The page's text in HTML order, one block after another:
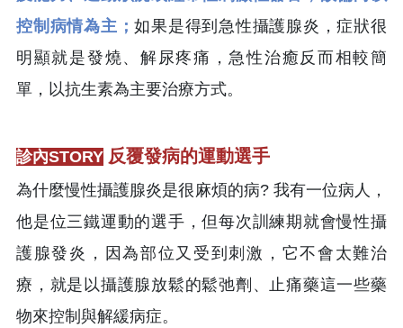
控制病情為主； 如果是得到急性攝護腺炎，症狀很
明顯就是發燒、解尿疼痛，急性治癒反而相較簡
單，以抗生素為主要治療方式。
診內STORY 反覆發病的運動選手
為什麼慢性攝護腺炎是很麻煩的病? 我有一位病人，
他是位三鐵運動的選手，但每次訓練期就會慢性攝
護腺發炎，因為部位又受到刺激，它不會太難治
療，就是以攝護腺放鬆的鬆弛劑、止痛藥這一些藥
物來控制與解緩病症。